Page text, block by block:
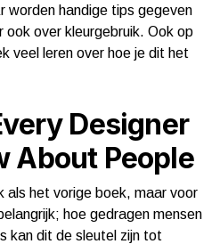
worden handige tips gegeven
over kleurgebruik. Ook op
veel leren over hoe je dit het
Designer
About People
als het vorige boek, maar voor
hoe gedragen mensen
kan dit de sleutel zijn tot